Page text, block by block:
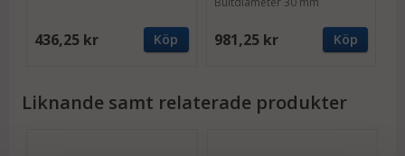
436,25 kr Köp 981,25 kr Köp
Liknande samt relaterade produkter